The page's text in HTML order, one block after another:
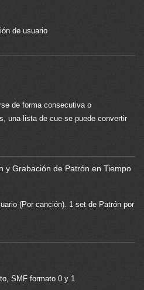
de usuario
de forma consecutiva o
una lista de cue se puede convertir
y Grabación de Patrón en Tiempo
(Por canción). 1 set de Patrón por
SMF formato 0 y 1